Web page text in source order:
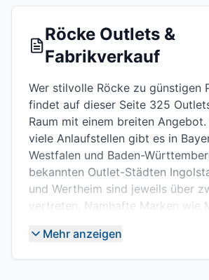
Röcke Outlets &
Fabrikverkauf
Wer stilvolle Röcke zu günstigen
findet auf dieser Seite 325
Raum mit einem breiten Angebot.
viele Anlaufstellen gibt es in
Westfalen und Baden-
bekannten Outlet-Städten
und Wertheim sind jeweils über
vertreten. Namhafte Marken wie
Tommy Hilfiger bieten dort Röcke
Preisvorteilen gegenüber der
Mehr anzeigen